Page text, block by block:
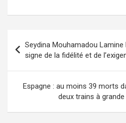
Seydina Mouhamadou
signe de la fidélité et de
Espagne : au moins 39 morts
deux trains à